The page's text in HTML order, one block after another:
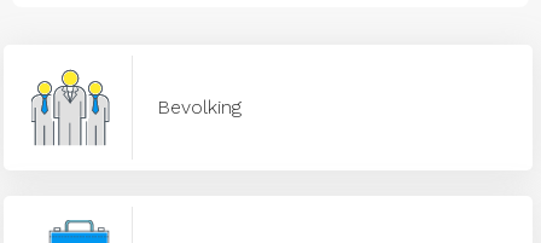
Bevolking